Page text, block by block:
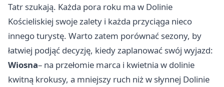
Tatr szukają. Każda pora roku ma w Dolinie
Kościeliskiej swoje zalety i każda przyciąga nieco
innego turystę. Warto zatem porównać sezony, by
łatwiej podjąć decyzję, kiedy zaplanować swój wyjazd:
Wiosna– na przełomie marca i kwietnia w dolinie
kwitną krokusy, a mniejszy ruch niż w słynnej Dolinie